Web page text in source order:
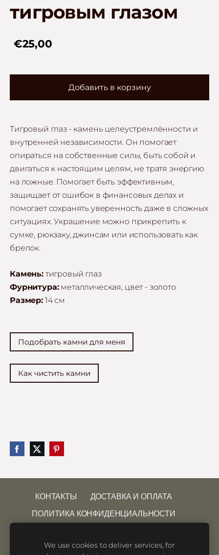
тигровым глазом
€25,00
Добавить в корзину
Тигровый глаз - камень целеустремлённости и
внутренней независимости. Он помогает
опираться на собственные силы, быть собой и
двигаться к настоящим целям, не тратя энергию
на ложные. Помогает быть эффективным,
защищает от ошибок в финансовых делах и
помогает сохранять уверенность даже в сложных
ситуациях. Украшение можно прикрепить к
сумке, рюкзаку, джинсам или использовать как
брелок.
Камень:тигровый глаз
Фурнитура:металлическая, цвет - золото
Размер:14 см
Подобрать камни для меня
Как чистить камни
КОНТАКТЫ ДОСТАВКА И ОПЛАТА
ПОЛИТИКА КОНФИДЕНЦИАЛЬНОСТИ
ПРАВО НА ОТКАЗ ФАЙЛЫ COOKIE
We use cookies to deliver services, for